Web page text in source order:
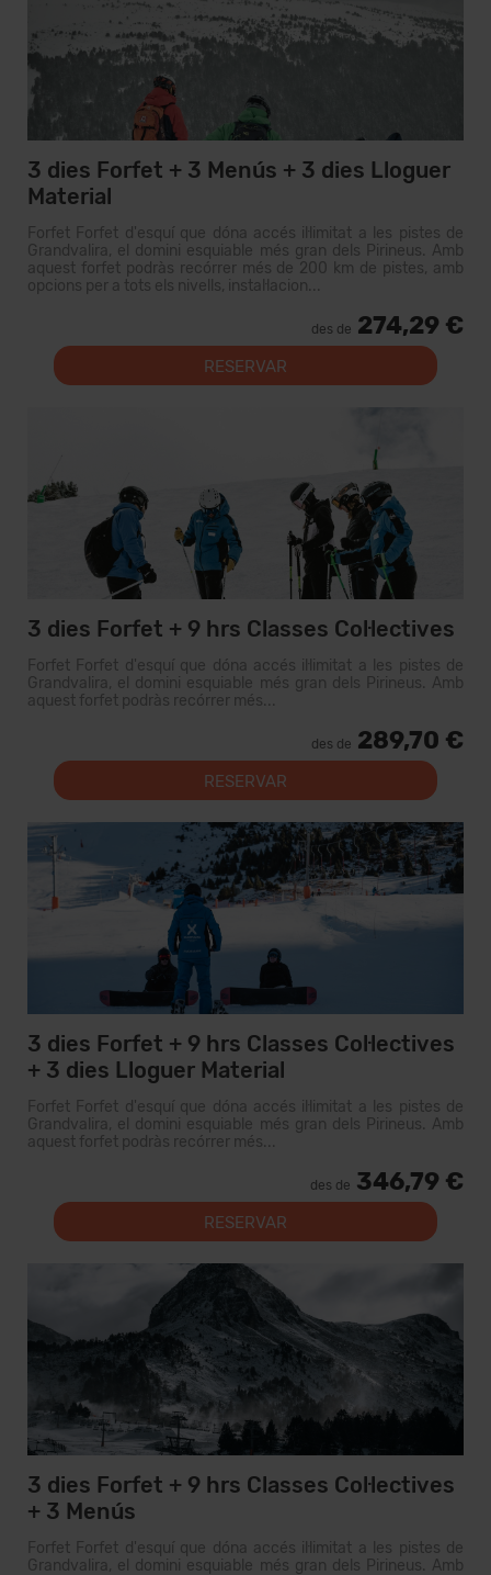
3 dies Forfet + 3 Menús + 3 dies Lloguer
Material
Forfet Forfet d'esquí que dóna accés il·limitat a les pistes de
Grandvalira, el domini esquiable més gran dels Pirineus. Amb
aquest forfet podràs recórrer més de 200 km de pistes, amb
opcions per a tots els nivells, instal·lacion...
des de 274,29 €
RESERVAR
3 dies Forfet + 9 hrs Classes Col·lectives
Forfet Forfet d'esquí que dóna accés il·limitat a les pistes de
Grandvalira, el domini esquiable més gran dels Pirineus. Amb
aquest forfet podràs recórrer més...
des de 289,70 €
RESERVAR
3 dies Forfet + 9 hrs Classes Col·lectives
+ 3 dies Lloguer Material
Forfet Forfet d'esquí que dóna accés il·limitat a les pistes de
Grandvalira, el domini esquiable més gran dels Pirineus. Amb
aquest forfet podràs recórrer més...
des de 346,79 €
RESERVAR
3 dies Forfet + 9 hrs Classes Col·lectives
+ 3 Menús
Forfet Forfet d'esquí que dóna accés il·limitat a les pistes de
Grandvalira, el domini esquiable més gran dels Pirineus. Amb